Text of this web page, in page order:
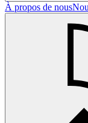
À propos de nous